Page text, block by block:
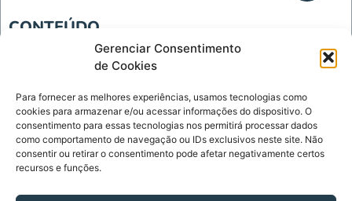
Gerenciar Consentimento
de Cookies
Para fornecer as melhores experiências, usamos tecnologias como
cookies para armazenar e/ou acessar informações do dispositivo. O
consentimento para essas tecnologias nos permitirá processar dados
como comportamento de navegação ou IDs exclusivos neste site. Não
consentir ou retirar o consentimento pode afetar negativamente certos
recursos e funções.
CONTEÚDO
INSTITUCIONAL
Página Inicial
Política de Privacidade
Termos de Uso
Sobre